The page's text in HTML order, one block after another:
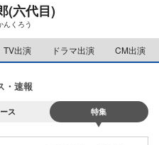
(六代目)
んくろう
TV出演 ドラマ出演 CM出演
・速報
ス 特集